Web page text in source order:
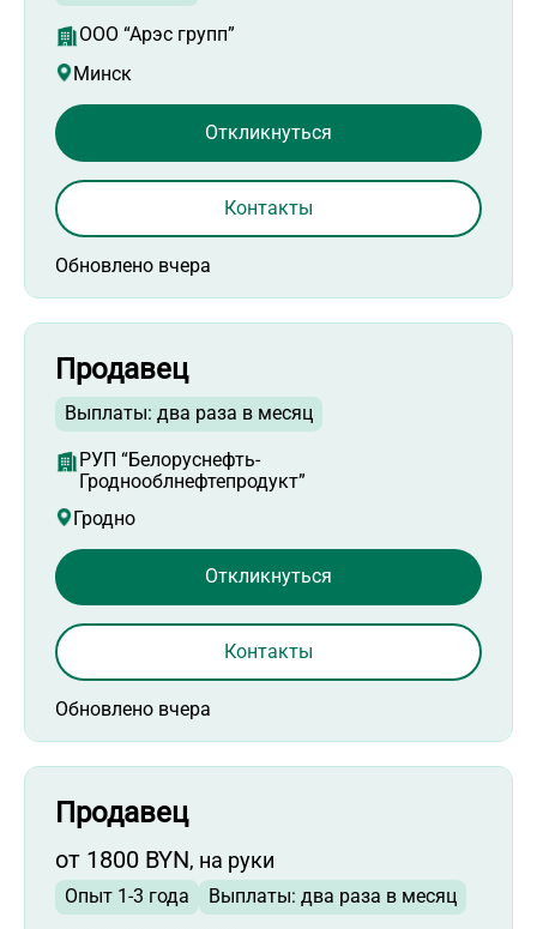
ООО “Арэс групп”
Минск
Обновлено вчера
Откликнуться
Контакты
Продавец
Выплаты: два раза в месяц
РУП “Белоруснефть-
Гроднооблнефтепродукт”
Гродно
Обновлено вчера
Откликнуться
Контакты
Продавец
от 1800 BYN, на руки
Опыт 1-3 года Выплаты: два раза в месяц